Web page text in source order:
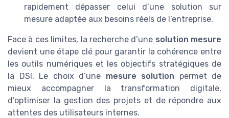
rapidement dépasser celui d’une solution sur
mesure adaptée aux besoins réels de l’entreprise.
Face à ces limites, la recherche d’une solution mesure
devient une étape clé pour garantir la cohérence entre
les outils numériques et les objectifs stratégiques de
la DSI. Le choix d’une mesure solution permet de
mieux accompagner la transformation digitale,
d’optimiser la gestion des projets et de répondre aux
attentes des utilisateurs internes.